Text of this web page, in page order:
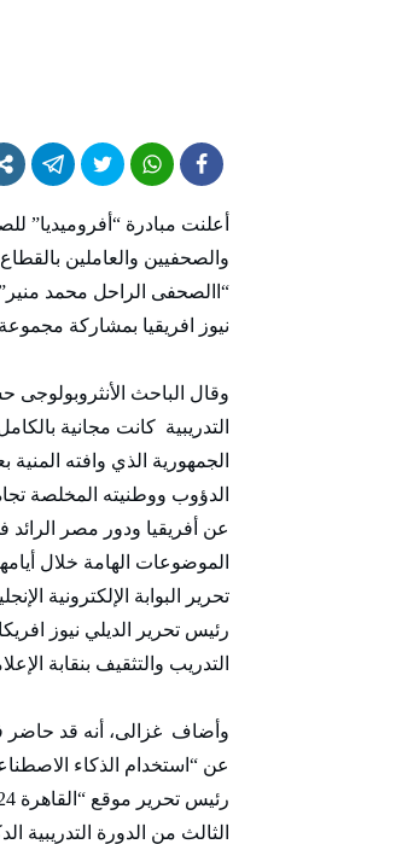
أعلنت مبادرة “أفروميديا”
والصحفيين والعاملين
“االصحفى الراحل محمد
نيوز افريقيا بمشاركة
وقال الباحث
التدريبية كانت مجانية
الجمهورية الذي وافته
الدؤوب ووطنيته المخلصة
عن أفريقيا ودور مصر الرائد
الموضوعات الهامة خلال
رئيس تحرير الديلي نيوز
التدريب والتثقيف بنقابة
وأضاف غزالى، أنه قد حاضر
عن “استخدام الذكاء
الثالث من الدورة